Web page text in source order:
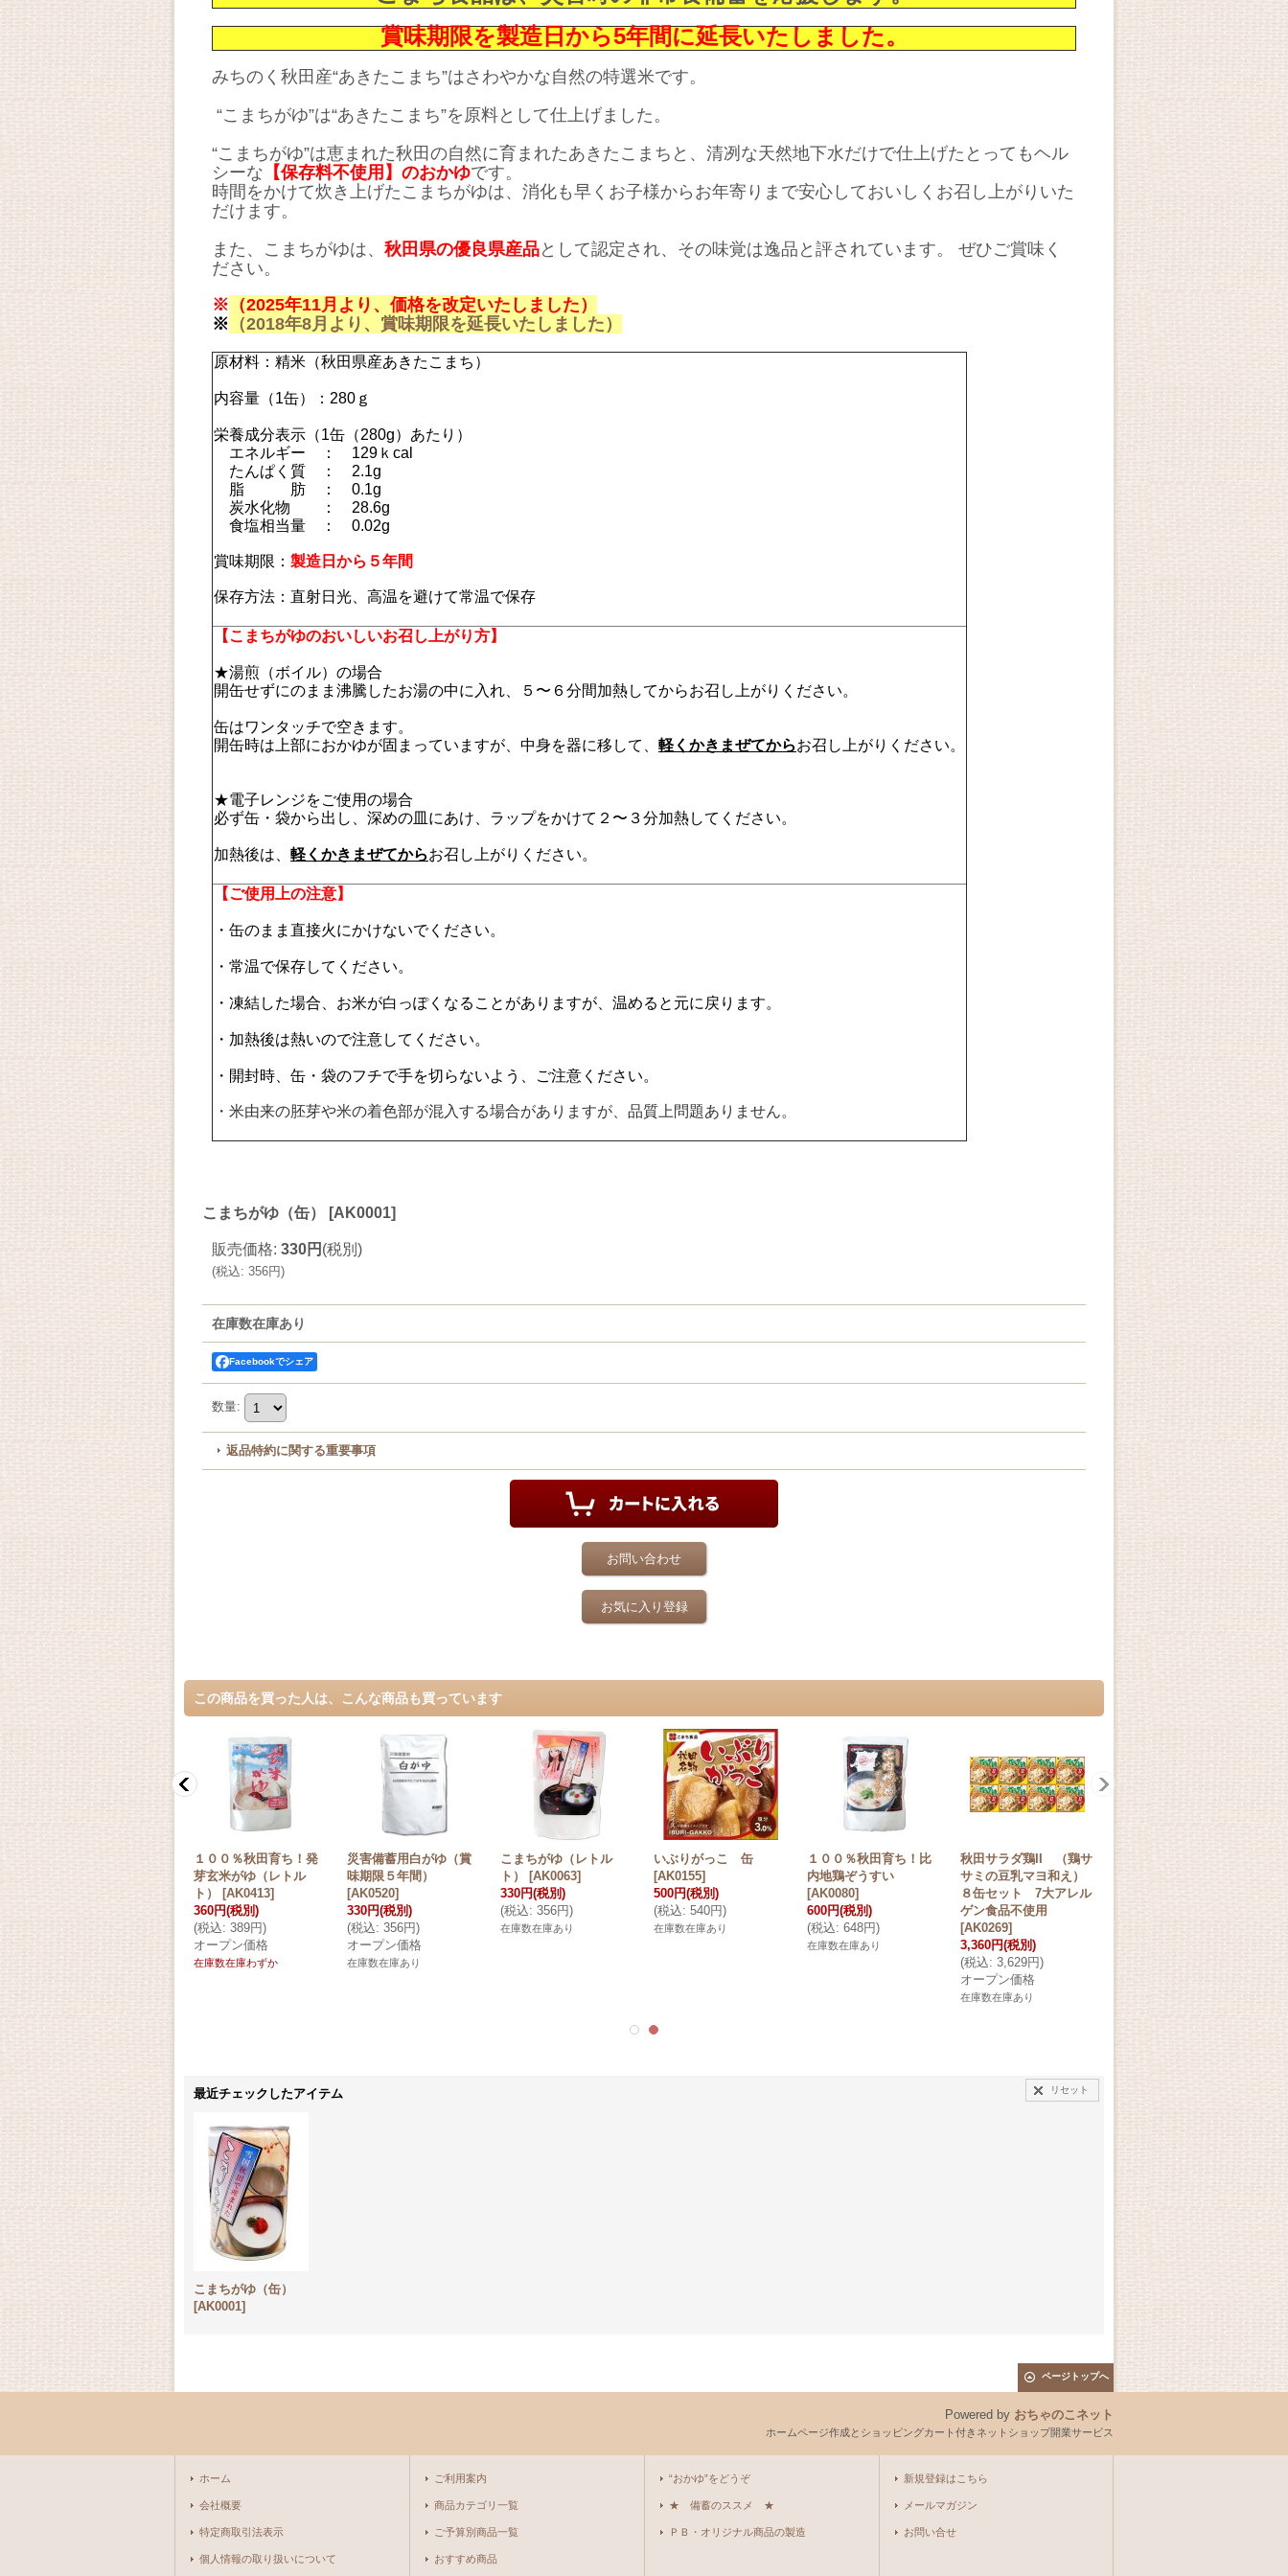
賞味期限を製造日から5年間に延長いたしました。
みちのく秋田産“あきたこまち”はさわやかな自然の特選米です。
“こまちがゆ”は“あきたこまち”を原料として仕上げました。
“こまちがゆ”は恵まれた秋田の自然に育まれたあきたこまちと、清冽な天然地下水だけで仕上げたとってもヘル
シーな 【保存料不使用】のおかゆです。
時間をかけて炊き上げたこまちがゆは、消化も早くお子様からお年寄りまで安心しておいしくお召し上がりいた
だけます。
また、こまちがゆは、 秋田県の優良県産品として認定され、その味覚は逸品と評されています。 ぜひご賞味く
ださい。
※ （2025年11月より、価格を改定いたしました）
※ （2018年8月より、賞味期限を延長いたしました）
原材料：精米（秋田県産あきたこまち）
内容量（1缶）：280ｇ
栄養成分表示（1缶（280g）あたり）
エネルギー ： 129ｋcal
たんぱく質 ： 2.1g
脂 肪 ： 0.1g
炭水化物 ： 28.6g
食塩相当量 ： 0.02g
賞味期限： 製造日から５年間
保存方法：直射日光、高温を避けて常温で保存
【こまちがゆのおいしいお召し上がり方】
★湯煎（ボイル）の場合
開缶せずにのまま沸騰したお湯の中に入れ、５〜６分間加熱してからお召し上がりください。
缶はワンタッチで空きます。
開缶時は上部におかゆが固まっていますが、中身を器に移して、 軽くかきまぜてからお召し上がりください。
★電子レンジをご使用の場合
必ず缶・袋から出し、深めの皿にあけ、ラップをかけて２〜３分加熱してください。
加熱後は、 軽くかきまぜてからお召し上がりください。
【ご使用上の注意】
・缶のまま直接火にかけないでください。
・常温で保存してください。
・凍結した場合、お米が白っぽくなることがありますが、温めると元に戻ります。
・加熱後は熱いので注意してください。
・開封時、缶・袋のフチで手を切らないよう、ご注意ください。
・米由来の胚芽や米の着色部が混入する場合がありますが、品質上問題ありません。
こまちがゆ（缶） [AK0001]
販売価格: 330円 (税別)
(税込: 356円)
在庫数在庫あり
Facebookでシェア
数量:
返品特約に関する重要事項
お問い合わせ
お気に入り登録
この商品を買った人は、こんな商品も買っています
１００％秋田育ち！発
芽玄米がゆ（レトル
ト）
[AK0413]
360円(税別)
(税込: 389円)
オープン価格
在庫数在庫わずか
災害備蓄用白がゆ（賞
味期限５年間）
[AK0520]
330円(税別)
(税込: 356円)
オープン価格
在庫数在庫あり
こまちがゆ（レトル
ト）
[AK0063]
330円(税別)
(税込: 356円)
在庫数在庫あり
いぶりがっこ 缶
[AK0155]
500円(税別)
(税込: 540円)
在庫数在庫あり
１００％秋田育ち！比
内地鶏ぞうすい
[AK0080]
600円(税別)
(税込: 648円)
在庫数在庫あり
秋田サラダ鶏II （鶏サ
サミの豆乳マヨ和え）
８缶セット 7大アレル
ゲン食品不使用
[AK0269]
3,360円(税別)
(税込: 3,629円)
オープン価格
在庫数在庫あり
最近チェックしたアイテム リセット
こまちがゆ（缶）
[AK0001]
ページトップへ
Powered by おちゃのこネット
ホームページ作成とショッピングカート付きネットショップ開業サービス
ホーム
会社概要
特定商取引法表示
個人情報の取り扱いについて
ご利用案内
商品カテゴリ一覧
ご予算別商品一覧
おすすめ商品
“おかゆ”をどうぞ
★ 備蓄のススメ ★
ＰＢ・オリジナル商品の製造
新規登録はこちら
メールマガジン
お問い合せ